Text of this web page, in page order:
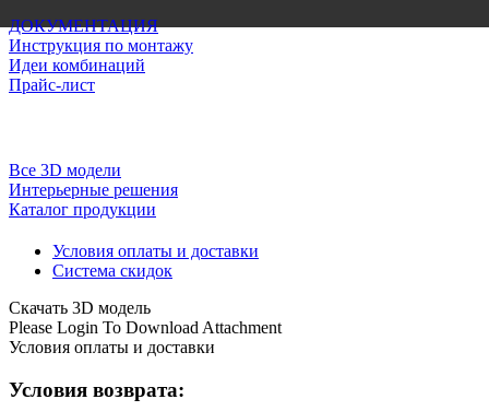
ДОКУМЕНТАЦИЯ
Инструкция по монтажу
Идеи комбинаций
Прайс-лист
Все 3D модели
Интерьерные решения
Каталог продукции
Условия оплаты и доставки
Система скидок
Скачать 3D модель
Please Login To Download Attachment
Условия оплаты и доставки
Условия возврата: